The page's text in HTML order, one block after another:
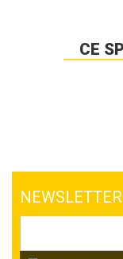
CE
NEWSLETTER